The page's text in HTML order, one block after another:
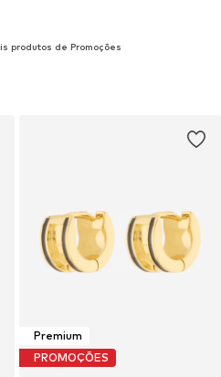
produtos de Promoções
Premium
PROMOÇÕES